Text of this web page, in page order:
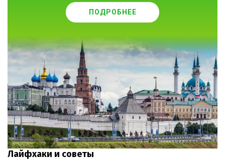
ПОДРОБНЕЕ
Лайфхаки и советы